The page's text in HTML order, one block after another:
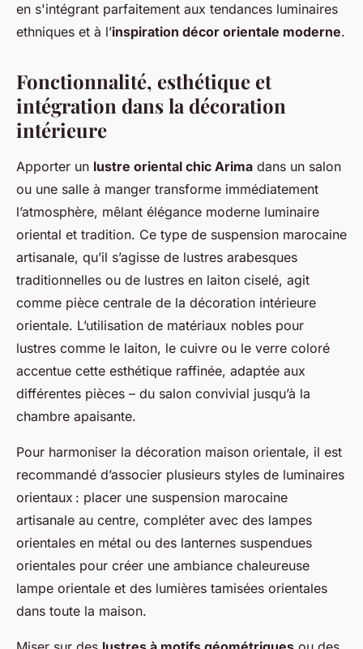
en s'intégrant parfaitement aux tendances luminaires
ethniques et à l’inspiration décor orientale moderne.
Fonctionnalité, esthétique et
intégration dans la décoration
intérieure
Apporter un lustre oriental chic Arima dans un salon
ou une salle à manger transforme immédiatement
l’atmosphère, mêlant élégance moderne luminaire
oriental et tradition. Ce type de suspension marocaine
artisanale, qu’il s’agisse de lustres arabesques
traditionnelles ou de lustres en laiton ciselé, agit
comme pièce centrale de la décoration intérieure
orientale. L’utilisation de matériaux nobles pour
lustres comme le laiton, le cuivre ou le verre coloré
accentue cette esthétique raffinée, adaptée aux
différentes pièces – du salon convivial jusqu’à la
chambre apaisante.
Pour harmoniser la décoration maison orientale, il est
recommandé d’associer plusieurs styles de luminaires
orientaux : placer une suspension marocaine
artisanale au centre, compléter avec des lampes
orientales en métal ou des lanternes suspendues
orientales pour créer une ambiance chaleureuse
lampe orientale et des lumières tamisées orientales
dans toute la maison.